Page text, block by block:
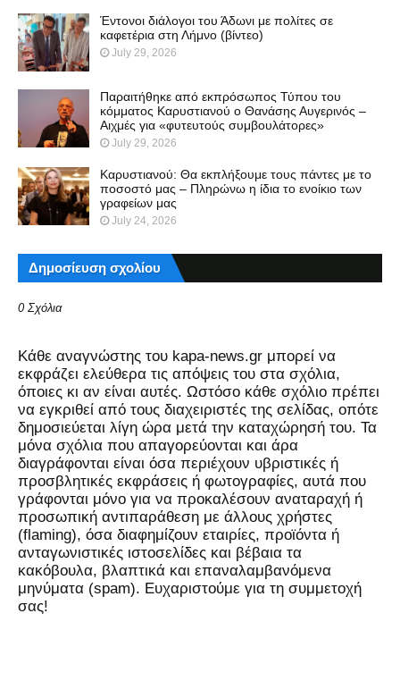
Έντονοι διάλογοι του Άδωνι με πολίτες σε
καφετέρια στη Λήμνο (βίντεο)
July 29, 2026
Παραιτήθηκε από εκπρόσωπος Τύπου του
κόμματος Καρυστιανού ο Θανάσης Αυγερινός –
Αιχμές για «φυτευτούς συμβουλάτορες»
July 29, 2026
Καρυστιανού: Θα εκπλήξουμε τους πάντες με το
ποσοστό μας – Πληρώνω η ίδια το ενοίκιο των
γραφείων μας
July 24, 2026
Δημοσίευση σχολίου
0 Σχόλια
Kάθε αναγνώστης του kapa-news.gr μπορεί να
εκφράζει ελεύθερα τις απόψεις του στα σχόλια,
όποιες κι αν είναι αυτές. Ωστόσο κάθε σχόλιο πρέπει
να εγκριθεί από τους διαχειριστές της σελίδας, οπότε
δημοσιεύεται λίγη ώρα μετά την καταχώρησή του. Τα
μόνα σχόλια που απαγορεύονται και άρα
διαγράφονται είναι όσα περιέχουν υβριστικές ή
προσβλητικές εκφράσεις ή φωτογραφίες, αυτά που
γράφονται μόνο για να προκαλέσουν αναταραχή ή
προσωπική αντιπαράθεση με άλλους χρήστες
(flaming), όσα διαφημίζουν εταιρίες, προϊόντα ή
ανταγωνιστικές ιστοσελίδες και βέβαια τα
κακόβουλα, βλαπτικά και επαναλαμβανόμενα
μηνύματα (spam). Ευχαριστούμε για τη συμμετοχή
σας!